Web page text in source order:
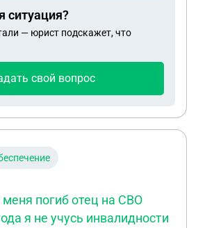
край
ситуация?
— юрист подскажет, что
свой вопрос
меня погиб отец на СВО
я не учусь инвалидности